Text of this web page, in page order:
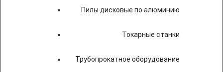
Пилы дисковые по алюминию
Токарные станки
Трубопрокатное оборудование